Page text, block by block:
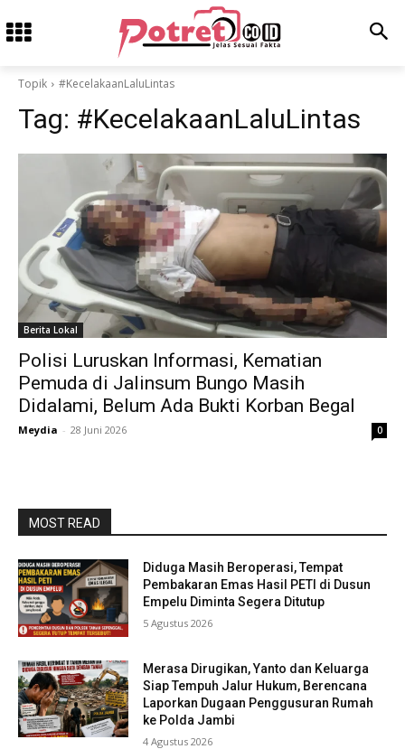
Topik #KecelakaanLaluLintas
Tag: #KecelakaanLaluLintas
Berita Lokal
Polisi Luruskan Informasi, Kematian
Pemuda di Jalinsum Bungo Masih
Didalami, Belum Ada Bukti Korban Begal
Meydia - 28 Juni 2026 0
MOST READ
Diduga Masih Beroperasi, Tempat
Pembakaran Emas Hasil PETI di Dusun
Empelu Diminta Segera Ditutup
5 Agustus 2026
Merasa Dirugikan, Yanto dan Keluarga
Siap Tempuh Jalur Hukum, Berencana
Laporkan Dugaan Penggusuran Rumah
ke Polda Jambi
4 Agustus 2026